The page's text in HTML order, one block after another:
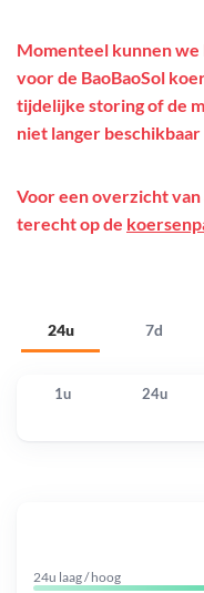
24u 7d
Momenteel kunnen we
voor de BaoBaoSol
tijdelijke storing of de
niet langer beschikbaar
Voor een overzicht
terecht op de
1u 24u
24u laag / hoog